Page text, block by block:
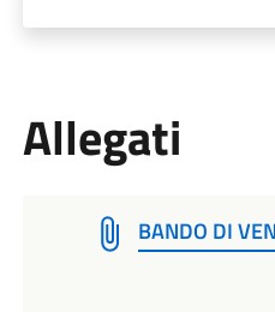
Allegati
BANDO DI